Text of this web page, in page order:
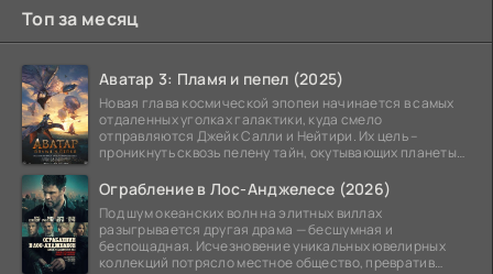
Топ за месяц
Аватар 3: Пламя и пепел (2025)
Новая глава космической эпопеи начинается в самых
отдаленных уголках галактики, куда смело
отправляются Джейк Салли и Нейтири. Их цель –
проникнуть сквозь пелену тайн, окутывающих планеты
Ограбление в Лос-Анджелесе (2026)
Под шум океанских волн на элитных виллах
разыгрывается другая драма — бесшумная и
беспощадная. Исчезновение уникальных ювелирных
коллекций потрясло местное общество, превратив